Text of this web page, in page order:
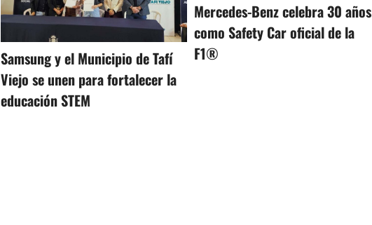
Samsung y el Municipio de Tafí
Viejo se unen para fortalecer la
educación STEM
Mercedes-Benz celebra 30 años
como Safety Car oficial de la
F1®